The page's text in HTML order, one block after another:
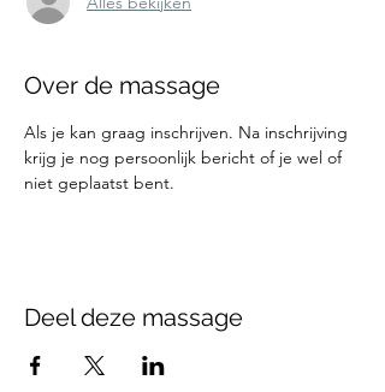
Over de massage
Als je kan graag inschrijven. Na inschrijving
krijg je nog persoonlijk bericht of je wel of
niet geplaatst bent.
Deel deze massage